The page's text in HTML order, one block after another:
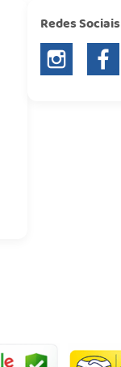
Redes Sociais